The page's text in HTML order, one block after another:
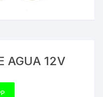
AGUA 12V